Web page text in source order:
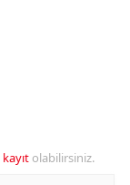
kayıt olabilirsiniz.